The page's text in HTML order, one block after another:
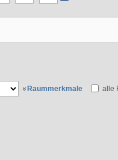
Raummerkmale
alle